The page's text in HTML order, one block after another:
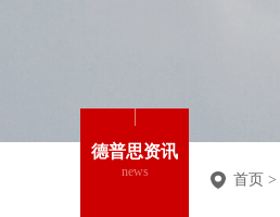
德普思资讯
news 首页 >